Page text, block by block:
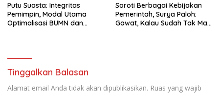
Putu Suasta: Integritas
Pemimpin, Modal Utama
Optimalisasi BUMN dan
Soroti Berbagai Kebijakan
Pemerintah, Surya Paloh:
Gawat, Kalau Sudah Tak Mau
Tinggalkan Balasan
Alamat email Anda tidak akan dipublikasikan. Ruas yang wajib